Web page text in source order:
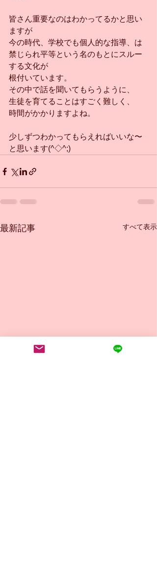
皆さん重要なのはわかってるかと思い
ますが
今の時代、学校でも個人的な指導、は
禁じられ平等という名のもとにスルー
する文化が
根付いています。
その中で話を聞いてもらうように、
生徒を育てることはすごく難しく、
時間がかかりますよね。
少しずつわかってもらえればいいな〜
と思います(^◇^;)
最新記事 すべて表示